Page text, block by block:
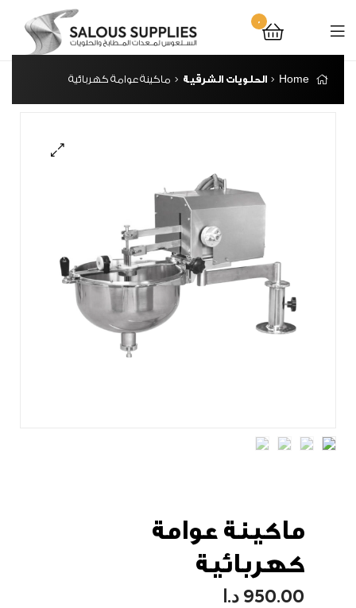
0
Home الحلويات الشرقية ماكينة عوامة كهربائية
ماكينة عوامة
كهربائية
950.00 د.ا